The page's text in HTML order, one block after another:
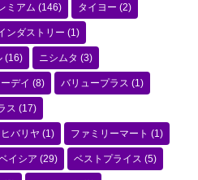
ミアム (146) タイヨー (2)
ンダストリー (1)
(16) ニシムタ (3)
デイ (8) バリュープラス (1)
ス (17)
ヒバリヤ (1) ファミリーマート (1)
イシア (29) ベストプライス (5)